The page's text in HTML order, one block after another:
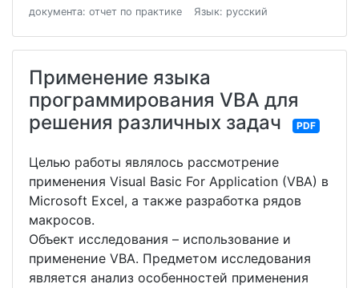
документа: отчет по практике
Язык: русский
Применение языка
программирования VBA для
решения различных задач
PDF
Целью работы являлось рассмотрение
применения Visual Basic For Application (VBA) в
Microsoft Excel, а также разработка рядов
макросов.
Объект исследования – использование и
применение VBA. Предметом исследования
является анализ особенностей применения